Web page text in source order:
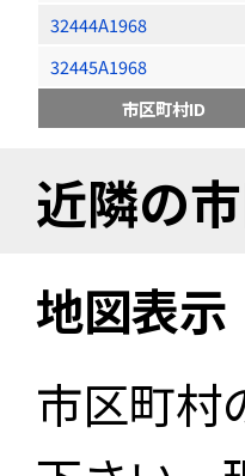
32444A1968
32445A1968
市区町村ID
近隣の
地図表示
市区町村